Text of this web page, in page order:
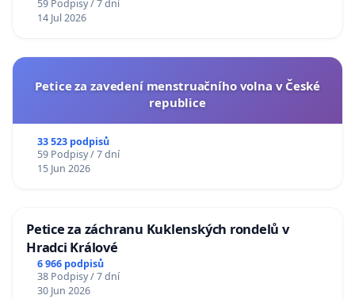
59 Podpisy / 7 dní
14 Jul 2026
Petice za zavedení menstruačního volna v České
republice
33 523 podpisů
59 Podpisy / 7 dní
15 Jun 2026
Petice za záchranu Kuklenských rondelů v
Hradci Králové
6 966 podpisů
38 Podpisy / 7 dní
30 Jun 2026